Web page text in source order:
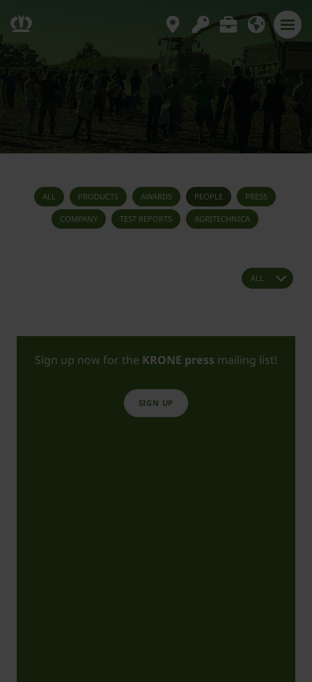
ALL PRODUCTS AWARDS PEOPLE PRESS
COMPANY TEST REPORTS AGRITECHNICA
Sign up now for the KRONE press mailing list!
SIGN UP